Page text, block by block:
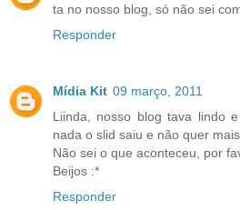
ta no nosso blog, só não sei
Responder
Mídia Kit 09 março, 2011
Liinda, nosso blog tava lindo
nada o slid saiu e não quer
Não sei o que aconteceu, por
Beijos :*
Responder